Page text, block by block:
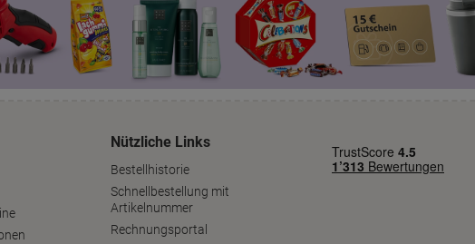
Nützliche Links
Bestellhistorie
Schnellbestellung mit
Artikelnummer
Rechnungsportal